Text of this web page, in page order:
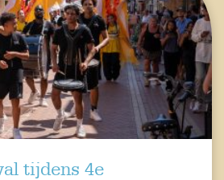
tijdens 4e